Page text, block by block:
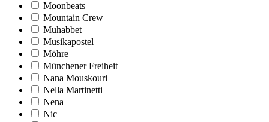
Moonbeats
Mountain Crew
Muhabbet
Musikapostel
Möhre
Münchener Freiheit
Nana Mouskouri
Nella Martinetti
Nena
Nic